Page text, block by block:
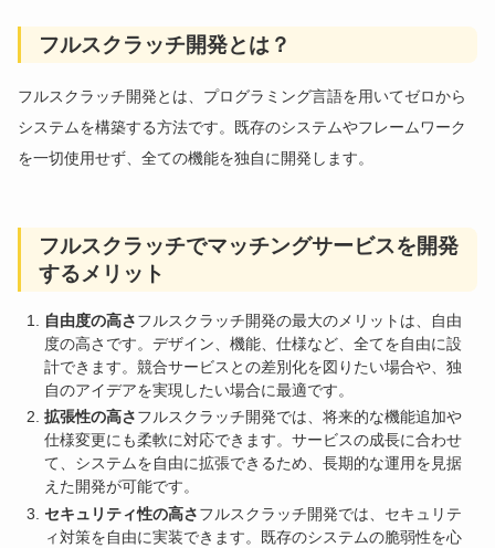
フルスクラッチ開発とは？
フルスクラッチ開発とは、プログラミング言語を用いてゼロから
システムを構築する方法です。既存のシステムやフレームワーク
を一切使用せず、全ての機能を独自に開発します。
フルスクラッチでマッチングサービスを開発
するメリット
自由度の高さフルスクラッチ開発の最大のメリットは、自由
度の高さです。デザイン、機能、仕様など、全てを自由に設
計できます。競合サービスとの差別化を図りたい場合や、独
自のアイデアを実現したい場合に最適です。
拡張性の高さフルスクラッチ開発では、将来的な機能追加や
仕様変更にも柔軟に対応できます。サービスの成長に合わせ
て、システムを自由に拡張できるため、長期的な運用を見据
えた開発が可能です。
セキュリティ性の高さフルスクラッチ開発では、セキュリテ
ィ対策を自由に実装できます。既存のシステムの脆弱性を心